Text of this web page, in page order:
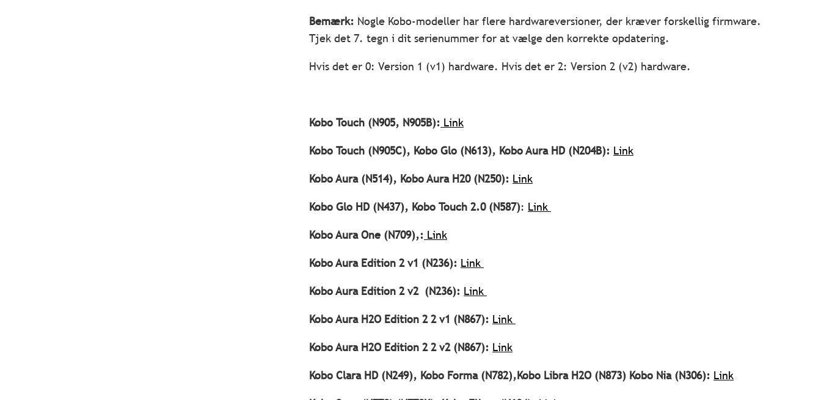
Bemærk: Nogle Kobo-modeller har flere hardwareversioner, der kræver forskellig firmware.
Tjek det 7. tegn i dit serienummer for at vælge den korrekte opdatering.
Hvis det er 0: Version 1 (v1) hardware. Hvis det er 2: Version 2 (v2) hardware.
Kobo Touch (N905, N905B): Link
Kobo Touch (N905C), Kobo Glo (N613), Kobo Aura HD (N204B): Link
Kobo Aura (N514), Kobo Aura H20 (N250): Link
Kobo Glo HD (N437), Kobo Touch 2.0 (N587): Link
Kobo Aura One (N709),: Link
Kobo Aura Edition 2 v1 (N236): Link
Kobo Aura Edition 2 v2 (N236): Link
Kobo Aura H2O Edition 2 2 v1 (N867): Link
Kobo Aura H2O Edition 2 2 v2 (N867): Link
Kobo Clara HD (N249), Kobo Forma (N782),Kobo Libra H2O (N873) Kobo Nia (N306): Link